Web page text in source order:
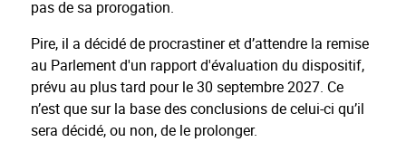
pas de sa prorogation.
Pire, il a décidé de procrastiner et d’attendre la remise
au Parlement d'un rapport d'évaluation du dispositif,
prévu au plus tard pour le 30 septembre 2027. Ce
n’est que sur la base des conclusions de celui-ci qu’il
sera décidé, ou non, de le prolonger.